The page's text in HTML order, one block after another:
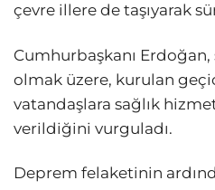
çevre illere de taşıyarak
Cumhurbaşkanı
olmak üzere, kurulan
vatandaşlara sağlık
verildiğini vurguladı.
Deprem felaketinin